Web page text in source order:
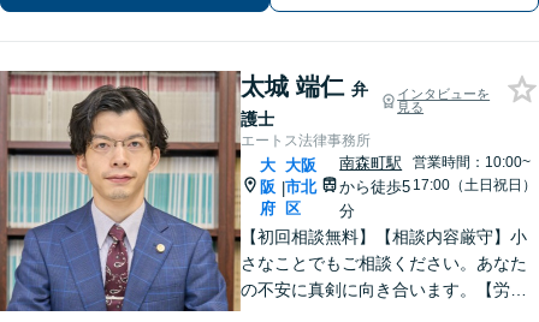
ー・著書多数】【弁理士資格あり】
太城 端仁 弁
護士
インタビューを
見る
エートス法律事務所
大
阪
府
|
大阪
市北
区
南森町駅
から徒歩5
分
営業時間：10:00~
17:00（土日祝日）
【初回相談無料】【相談内容厳守】小
さなことでもご相談ください。あなた
の不安に真剣に向き合います。【労働